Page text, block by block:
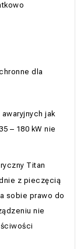
dla
jak
– 180 kW nie
Titan
z pieczęcią
sobie prawo do
nie